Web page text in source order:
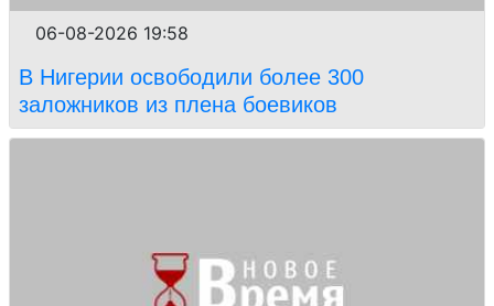
06-08-2026 19:58
В Нигерии освободили более 300
заложников из плена боевиков